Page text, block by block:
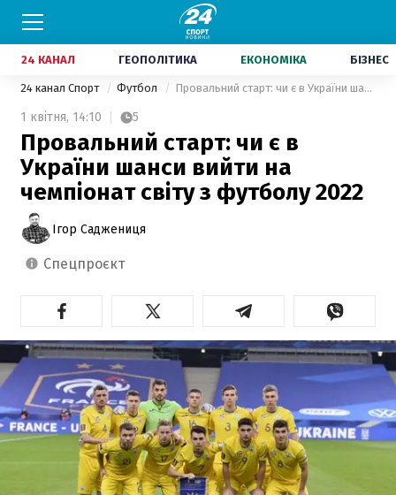
24 КАНАЛ ГЕОПОЛІТИКА ЕКОНОМІКА БІЗНЕС
24 канал Спорт Футбол Провальний старт: чи є в України шанси вийти на чемпіонат світу з футболу 2022
1 квітня, 14:10 5
Провальний старт: чи є в
України шанси вийти на
чемпіонат світу з футболу 2022
Ігор Саджениця
спецпроєкт